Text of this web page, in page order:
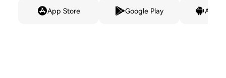
App Store Google Play